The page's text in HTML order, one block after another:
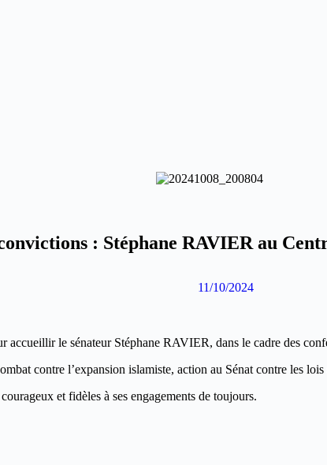
: Stéphane RAVIER au
11/10/2024
accueillir le sénateur Stéphane RAVIER, dans le cadre des
contre l’expansion islamiste, action au Sénat contre les
et fidèles à ses engagements de toujours.